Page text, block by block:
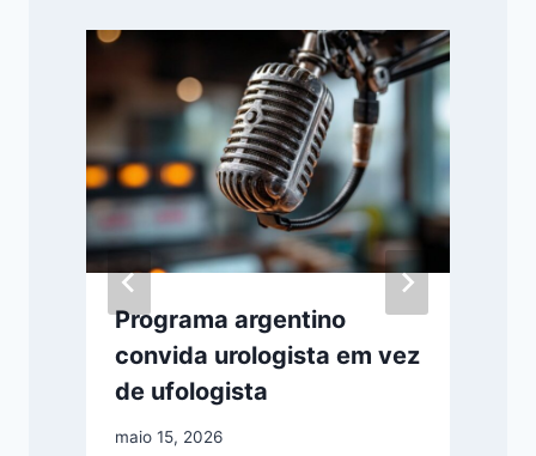
Programa argentino
convida urologista em vez
de ufologista
maio 15, 2026